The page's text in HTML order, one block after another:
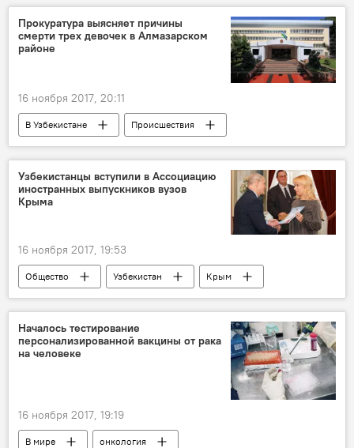
Стоимость
Цена
рынок
продукты
Прокуратура выясняет причины
смерти трех девочек в Алмазарском
районе
16 ноября 2017, 20:11
В Узбекистане
Происшествия
Ташкент
Прокуратура
Узбекистанцы вступили в Ассоциацию
иностранных выпускников вузов
Крыма
16 ноября 2017, 19:53
Общество Узбекистан
Крым
ВУЗ
выпускник ассоциация
Началось тестирование
персонализированной вакцины от рака
на человеке
16 ноября 2017, 19:19
В мире
онкология